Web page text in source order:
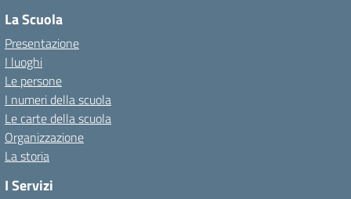
La Scuola
Presentazione
I luoghi
Le persone
I numeri della scuola
Le carte della scuola
Organizzazione
La storia
I Servizi